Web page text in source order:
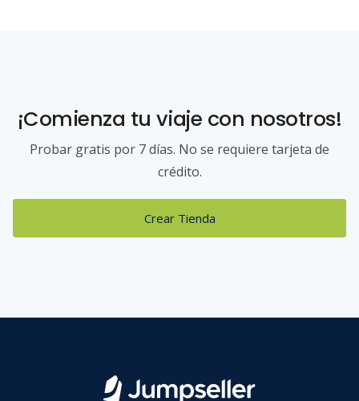
¡Comienza tu viaje con nosotros!
Probar gratis por 7 días. No se requiere tarjeta de
crédito.
Crear Tienda